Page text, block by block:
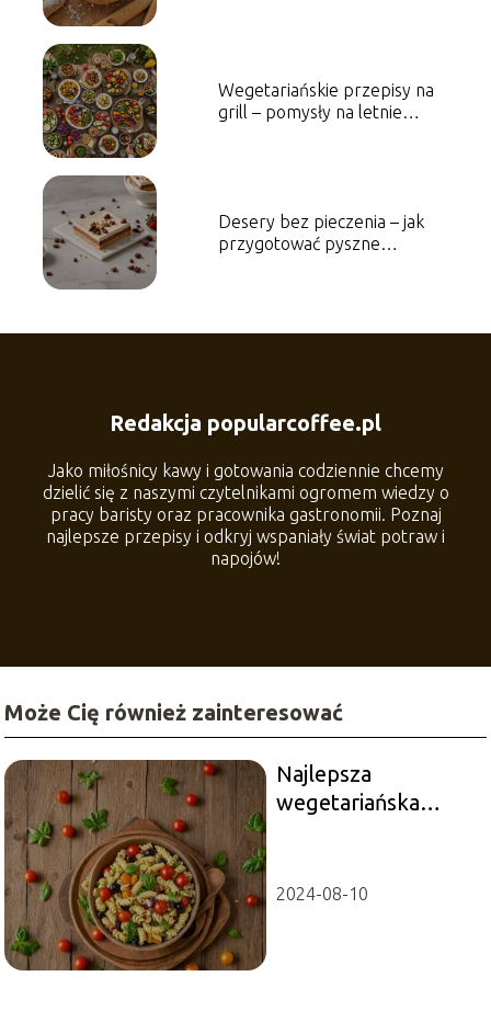
Wegetariańskie przepisy na
grill – pomysły na letnie
Desery bez pieczenia – jak
przygotować pyszne
Redakcja popularcoffee.pl
Jako miłośnicy kawy i gotowania codziennie chcemy
dzielić się z naszymi czytelnikami ogromem wiedzy o
pracy baristy oraz pracownika gastronomii. Poznaj
najlepsze przepisy i odkryj wspaniały świat potraw i
napojów!
Może Cię również zainteresować
Najlepsza
wegetariańska
2024-08-10